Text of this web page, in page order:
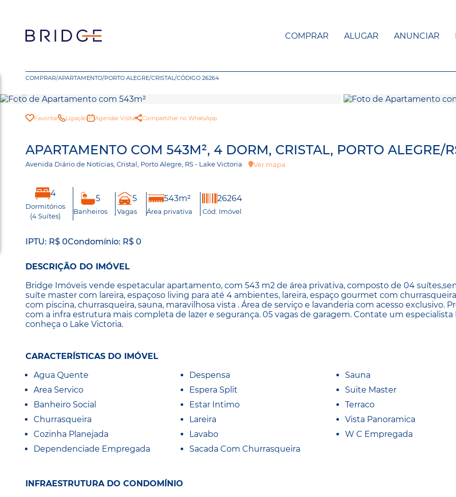
COMPRAR ALUGAR ANUNCIAR
COMPRAR/APARTAMENTO/PORTO ALEGRE/CRISTAL/CÓDIGO 26264
Favoritar Ligação Agendar Visita Compartilhar no WhatsApp
APARTAMENTO COM 543M², 4 DORM, CRISTAL, PORTO ALEGRE/
Avenida Diário de Notícias, Cristal, Porto Alegre, RS - Lake Victoria Ver mapa
4
Dormitórios
(4 Suítes)
5
Banheiros
5
Vagas
543m²
Área privativa
26264
Cód. Imóvel
IPTU: R$ 0Condomínio: R$ 0
DESCRIÇÃO DO IMÓVEL
Bridge Imóveis vende espetacular apartamento, com 543 m2 de área privativa, composto de 04
suíte master com lareira, espaçoso living para até 4 ambientes, lareira, espaço gourmet com
com piscina, churrasqueira, sauna, maravilhosa vista . Área de serviço e lavanderia com acesso exclusivo.
com a infra estrutura mais completa de lazer e segurança. 05 vagas de garagem. Contate um especialista
conheça o Lake Victoria.
CARACTERÍSTICAS DO IMÓVEL
Agua Quente
Area Servico
Banheiro Social
Churrasqueira
Cozinha Planejada
Dependenciade Empregada
Despensa
Espera Split
Estar Intimo
Lareira
Lavabo
Sacada Com Churrasqueira
Sauna
Suite Master
Terraco
Vista Panoramica
W C Empregada
INFRAESTRUTURA DO CONDOMÍNIO